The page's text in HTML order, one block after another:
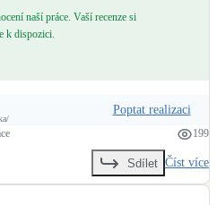
dotaci a vše co kolem bylo
jednou. Nejsem typ, který by psal
Fotovoltsystem si to zaslouží.
jako jsem i já.
naší práce. Vaší recenze si
k dispozici.
Poptat realizaci
199
Sdílet Číst více